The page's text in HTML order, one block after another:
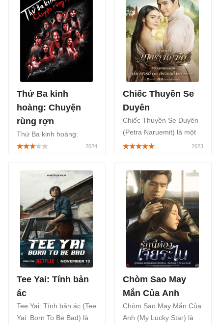
Thứ Ba kinh
hoàng: Chuyện
rùng rợn
Thứ Ba kinh hoàng:
Chuyện rùng rợn (Terror
bộ phim truyền hình
tuyển tập kinh dị của Thái
Lan, là một tập hợp
những câu chuyện ám
ảnh, đầy những tình tiết
bất ngờ, lấy cảm hứng từ
chương trình phát thanh
Angkhan Khlumpong.
Chiếc Thuyền Se
Duyên
Chiếc Thuyền Se Duyên
(Petra Naruemit) là một
bộ phim truyền hình Thái
Chajchavan Saswatgloon,
được chính thức phát
sóng vào thứ 7, Chủ Nhật
hằng tuần tại kênh truyền
hình Thái Lan Channel 7
bắt đầu từ ngày
18/03/2023.
Tee Yai: Tính bản
ác
Tee Yai: Tính bản ác (Tee
Yai: Born To Be Bad) là
Chòm Sao May
Mắn Của Anh
Chòm Sao May Mắn Của
Anh (My Lucky Star) là